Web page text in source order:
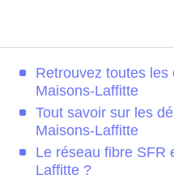
Retrouvez toutes
Maisons-Laffitte
Tout savoir sur les
Maisons-Laffitte
Le réseau fibre SFR
Laffitte ?